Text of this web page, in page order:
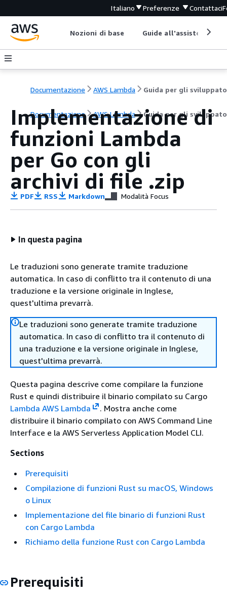
Italiano Preferenze Contattaci
Nozioni di base Guide all'assistenza
Documentazione AWS Lambda Guida per gli
Documentazione AWS Lambda Guida per gli
Implementazione di
funzioni Lambda
per Go con gli
archivi di file .zip
PDF RSS Markdown Modalità Focus
In questa pagina
Le traduzioni sono generate tramite traduzione
automatica. In caso di conflitto tra il contenuto di una
traduzione e la versione originale in Inglese,
quest'ultima prevarrà.
Le traduzioni sono generate tramite traduzione
automatica. In caso di conflitto tra il contenuto di
una traduzione e la versione originale in Inglese,
quest'ultima prevarrà.
Questa pagina descrive come compilare la funzione
Rust e quindi distribuire il binario compilato su Cargo
Lambda AWS Lambda
. Mostra anche come
distribuire il binario compilato con AWS Command Line
Interface e la AWS Serverless Application Model CLI.
Sections
Prerequisiti
Compilazione di funzioni Rust su macOS, Windows
o Linux
Implementazione del file binario di funzioni Rust
con Cargo Lambda
Richiamo della funzione Rust con Cargo Lambda
Prerequisiti